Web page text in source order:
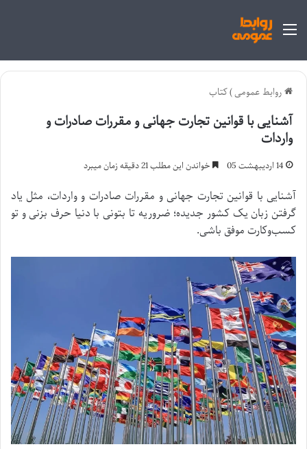
منو
روابط عمومی)کتاب
آشنایی با قوانین تجارت جهانی و مقررات صادرات و
واردات
14 اردیبهشت 05 خواندن این مطلب 21 دقیقه زمان میبرد
آشنایی با قوانین تجارت جهانی و مقررات صادرات و واردات، مثل یاد
گرفتن زبان یک کشور جدیده؛ ضروریه تا بتونی با دنیا حرف بزنی و تو
کسب‌وکارت موفق باشی.